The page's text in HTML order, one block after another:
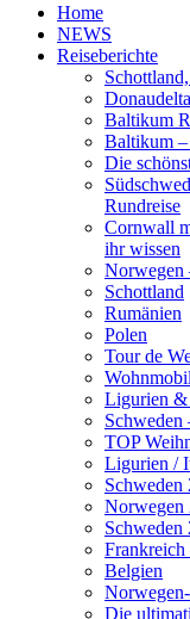
Home
NEWS
Reiseberichte
Baltikum
Baltikum –
Die
Rundreise
Cornwall
ihr wissen
Norwegen
Schottland
Rumänien
Polen
Tour de
Ligurien &
TOP
Ligurien /
Schweden
Norwegen
Schweden
Frankreich
Belgien
Die